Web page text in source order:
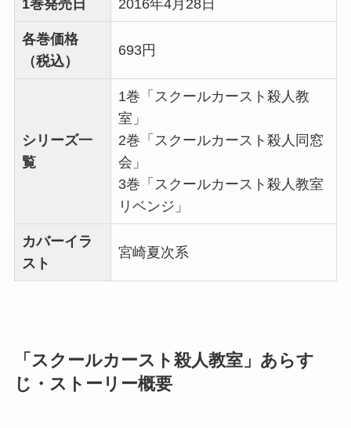
1巻発売日 2016年4月28日
各巻価格
（税込）
693円
シリーズ一
覧
1巻「スクールカースト殺人教
室」
2巻「スクールカースト殺人同窓
会」
3巻「スクールカースト殺人教室
リベンジ」
カバーイラ
スト
宮崎夏次系
「スクールカースト殺人教室」あらす
じ・ストーリー概要